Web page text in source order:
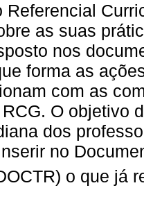
Referencial
as suas
nos
forma as
com as
O objetivo
dos
no
o que já